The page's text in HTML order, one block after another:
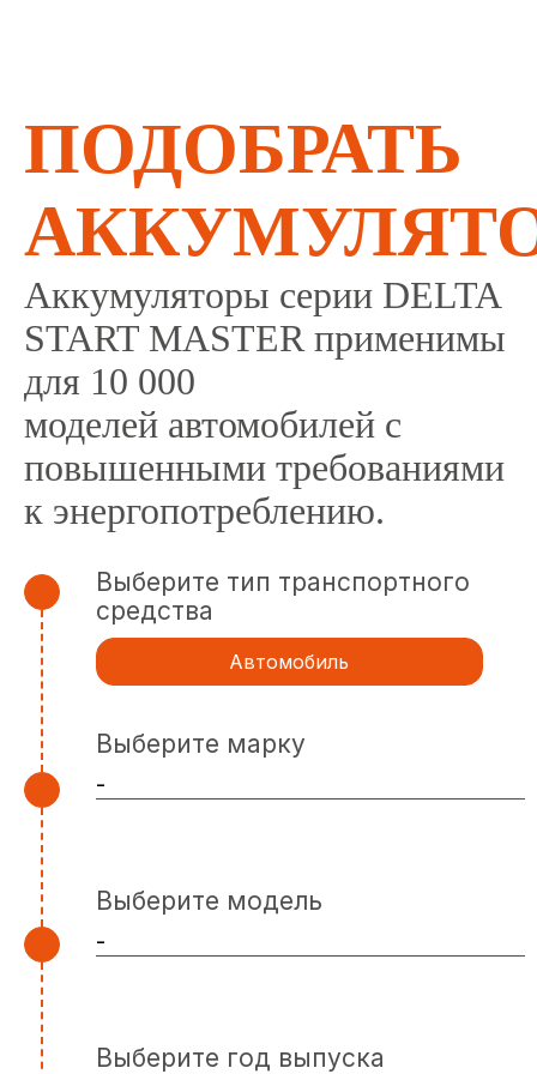
ПОДОБРАТЬ
Аккумуляторы серии DELTA
START MASTER применимы
для 10 000
моделей автомобилей с
повышенными требованиями
к энергопотреблению.
Выберите тип транспортного
средства
Автомобиль
Выберите марку
Выберите модель
Выберите год выпуска